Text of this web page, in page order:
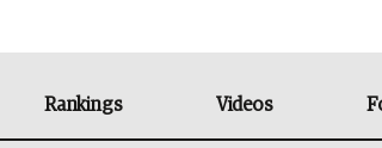
Rankings Videos